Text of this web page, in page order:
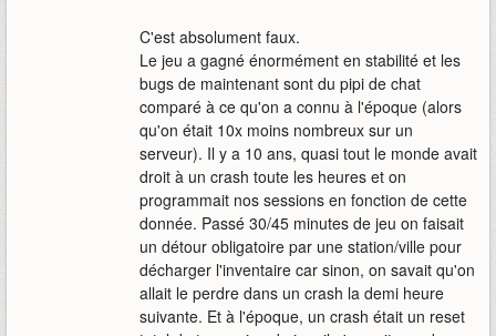
C'est absolument faux.
Le jeu a gagné énormément en stabilité et les
bugs de maintenant sont du pipi de chat
comparé à ce qu'on a connu à l'époque (alors
qu'on était 10x moins nombreux sur un
serveur). Il y a 10 ans, quasi tout le monde avait
droit à un crash toute les heures et on
programmait nos sessions en fonction de cette
donnée. Passé 30/45 minutes de jeu on faisait
un détour obligatoire par une station/ville pour
décharger l'inventaire car sinon, on savait qu'on
allait le perdre dans un crash la demi heure
suivante. Et à l'époque, un crash était un reset